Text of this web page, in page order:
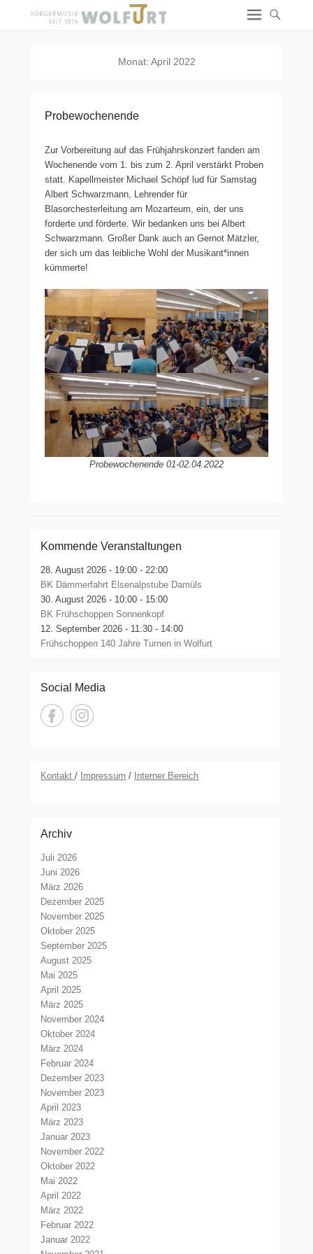
Monat: April 2022
Probewochenende
Zur Vorbereitung auf das Frühjahrskonzert fanden am
Wochenende vom 1. bis zum 2. April verstärkt Proben
statt. Kapellmeister Michael Schöpf lud für Samstag
Albert Schwarzmann, Lehrender für
Blasorchesterleitung am Mozarteum, ein, der uns
forderte und förderte. Wir bedanken uns bei Albert
Schwarzmann. Großer Dank auch an Gernot Mätzler,
der sich um das leibliche Wohl der Musikant*innen
kümmerte!
Probewochenende 01-02.04.2022
Kommende Veranstaltungen
28. August 2026 - 19:00 - 22:00
BK Dämmerfahrt Elsenalpstube Damüls
30. August 2026 - 10:00 - 15:00
BK Frühschoppen Sonnenkopf
12. September 2026 - 11:30 - 14:00
Frühschoppen 140 Jahre Turnen in Wolfurt
Social Media
Kontakt/ Impressum / Interner Bereich
Archiv
Juli 2026
Juni 2026
März 2026
Dezember 2025
November 2025
Oktober 2025
September 2025
August 2025
Mai 2025
April 2025
März 2025
November 2024
Oktober 2024
März 2024
Februar 2024
Dezember 2023
November 2023
April 2023
März 2023
Januar 2023
November 2022
Oktober 2022
Mai 2022
April 2022
März 2022
Februar 2022
Januar 2022